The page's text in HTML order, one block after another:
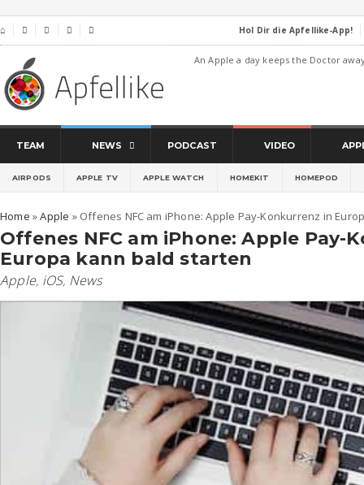
⌂     Hol Dir die Apfellike-App!
An Apple a day keeps the Doctor
TEAM NEWS PODCAST VIDEO
AIRPODS APPLE TV APPLE WATCH HOMEKIT HOMEPOD
Home »Apple » Offenes NFC am iPhone: Apple Pay-Konkurrenz in
Offenes NFC am iPhone: Apple Pay-
Europa kann bald starten
Apple, iOS, News